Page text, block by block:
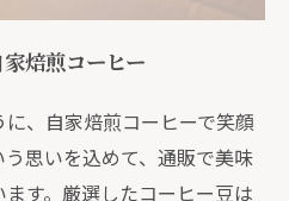
焙煎コーヒー
、自家焙煎コーヒーで笑顔
思いを込めて、通販で美味
す。厳選したコーヒー豆は